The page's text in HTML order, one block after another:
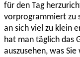
für den Tag
vorprogrammiert zu
an sich viel zu klein
hat man täglich das
auszusehen, was